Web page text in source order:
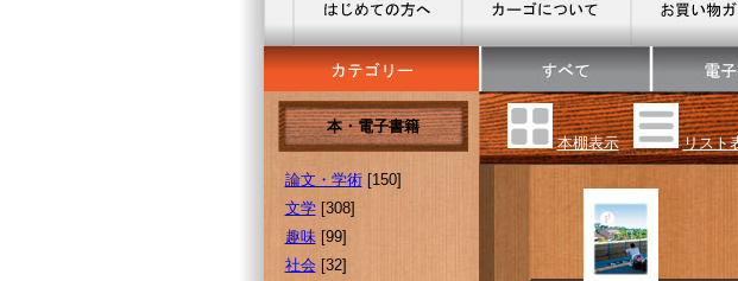
本・電子書籍
論文・学術[150]
文学[308]
趣味[99]
社会[32]
本棚表示 リスト